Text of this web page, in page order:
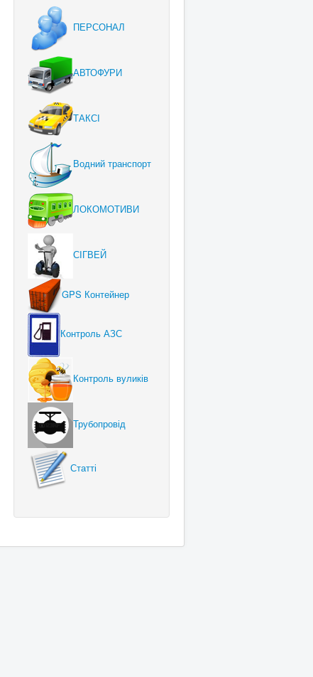
ПЕРСОНАЛ
АВТОФУРИ
ТАКСІ
Водний транспорт
ЛОКОМОТИВИ
СІГВЕЙ
GPS Контейнер
Контроль АЗС
Контроль вуликів
Трубопровід
Статті